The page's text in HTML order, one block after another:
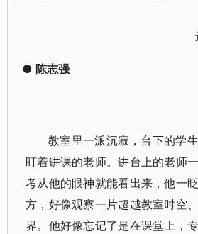
● 陈志强
教室里一派沉寂，台下的学
盯着讲课的老师。讲台上的老师
考从他的眼神就能看出来，他一
方，好像观察一片超越教室时空
界。他好像忘记了是在课堂上，